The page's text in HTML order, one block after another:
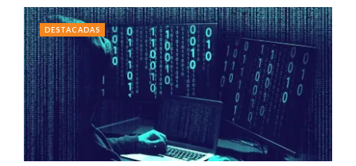
DESTACADAS